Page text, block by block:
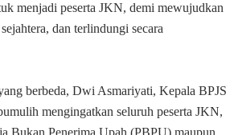
menjadi peserta JKN, demi mewujudkan
dan terlindungi secara
berbeda, Dwi Asmariyati, Kepala BPJS
mengingatkan seluruh peserta JKN,